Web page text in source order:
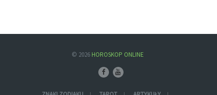
© 2026 HOROSKOP ONLINE